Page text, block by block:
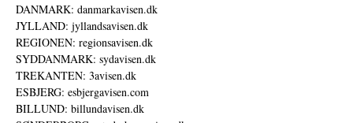
DANMARK: danmarkavisen.dk
JYLLAND: jyllandsavisen.dk
REGIONEN: regionsavisen.dk
SYDDANMARK: sydavisen.dk
TREKANTEN: 3avisen.dk
ESBJERG: esbjergavisen.com
BILLUND: billundavisen.dk